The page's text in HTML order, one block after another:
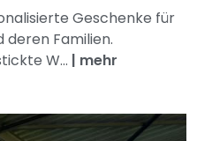
Geschenke für
Familien.
W... | mehr